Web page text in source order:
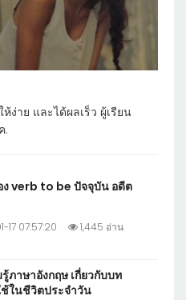
ง่าย และได้ผลเร็ว ผู้เรียน
.
ง verb to be ปัจจุบัน อดีต
17 07:57:20 1,445 อ่าน
ภาษาอังกฤษ เกี่ยวกับบท
ในชีวิตประจำวัน